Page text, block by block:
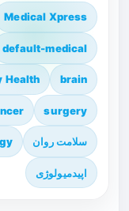
Medical Xpress
default-medical
brain
Health
surgery
سلامت روان
اپیدمیولوژی